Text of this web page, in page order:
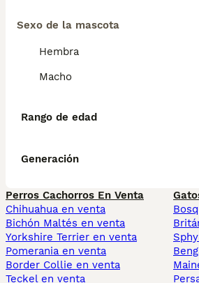
Sexo de la mascota
Hembra
Macho
Rango de edad
Generación
Perros Cachorros En Venta
Chihuahua en venta
Bichón Maltés en venta
Yorkshire Terrier en venta
Pomerania en venta
Border Collie en venta
Teckel en venta